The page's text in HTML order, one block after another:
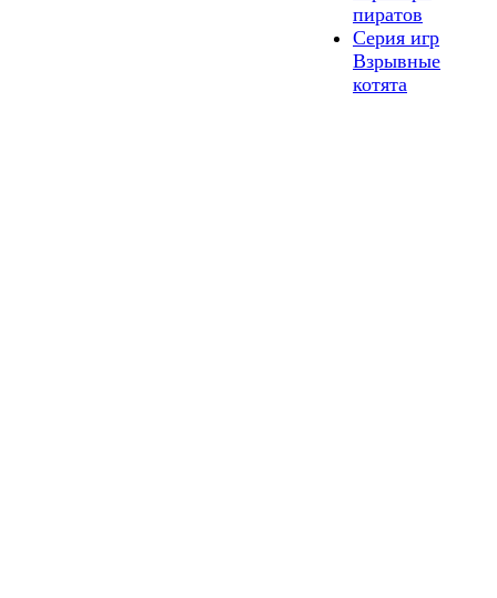
пиратов
Серия игр
Взрывные
котята